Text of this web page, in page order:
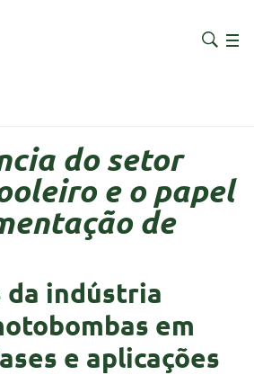
do setor
e o papel
de
da indústria
em
e aplicações